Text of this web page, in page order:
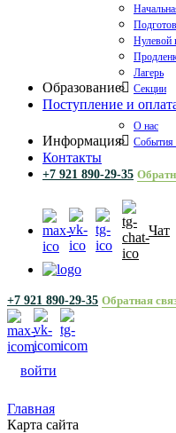
Образование
Нулевой
Лагерь
Секции
Поступление и
Информация
О нас
События
Контакты
+7 921 890-29-35
Чат
+7 921 890-29-35 Обратная
войти
Главная
Карта сайта